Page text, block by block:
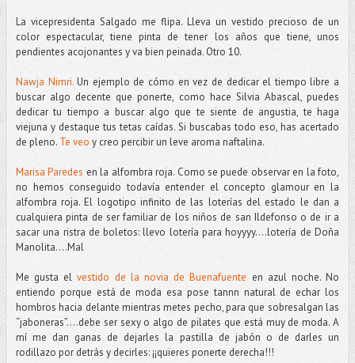
La vicepresidenta Salgado me flipa. Lleva un vestido precioso de un
color espectacular, tiene pinta de tener los años que tiene, unos
pendientes acojonantes y va bien peinada. Otro 10.
Nawja Nimri.Un ejemplo de cómo en vez de dedicar el tiempo libre a
buscar algo decente que ponerte, como hace Silvia Abascal, puedes
dedicar tu tiempo a buscar algo que te siente de angustia, te haga
viejuna y destaque tus tetas caídas. Si buscabas todo eso, has acertado
de pleno. Te veo y creo percibir un leve aroma naftalina.
Marisa Paredes en la alfombra roja. Como se puede observar en la foto,
no hemos conseguido todavía entender el concepto glamour en la
alfombra roja. El logotipo infinito de las loterías del estado le dan a
cualquiera pinta de ser familiar de los niños de san Ildefonso o de ir a
sacar una ristra de boletos: llevo lotería para hoyyyy….lotería de Doña
Manolita….Mal
Me gusta elvestido de la novia de Buenafuente en azul noche. No
entiendo porque está de moda esa pose tannn natural de echar los
hombros hacia delante mientras metes pecho, para que sobresalgan las
“jaboneras”….debe ser sexy o algo de pilates que está muy de moda. A
mí me dan ganas de dejarles la pastilla de jabón o de darles un
rodillazo por detrás y decirles: ¡¡quieres ponerte derecha!!!